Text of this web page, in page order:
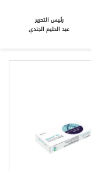
رئيس التحرير
عبد الحليم الجندي